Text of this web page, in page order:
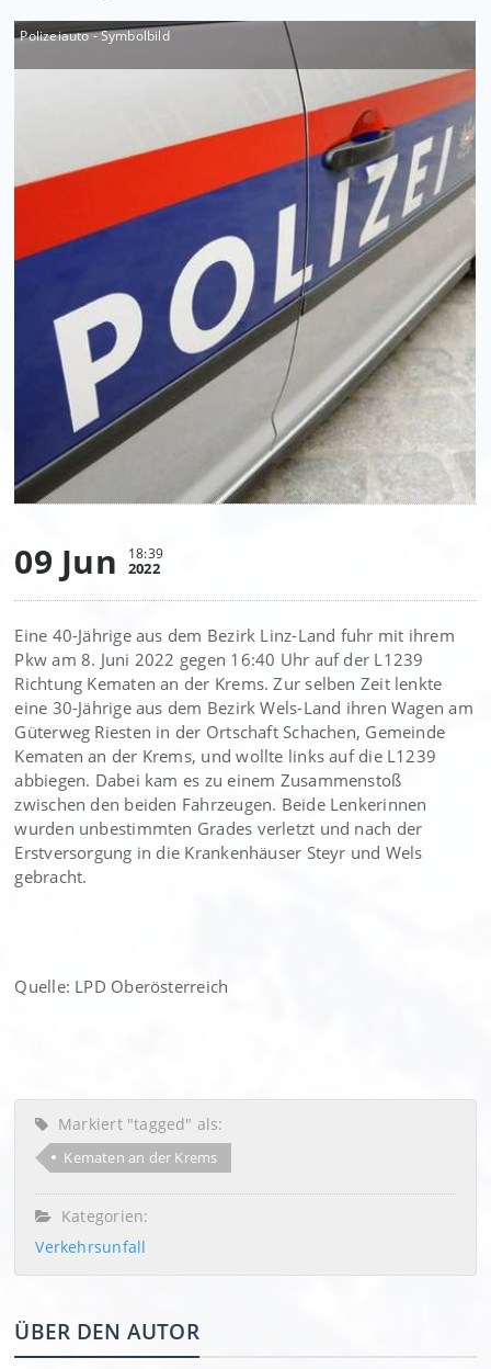
Polizeiauto - Symbolbild
09 Jun 18:39
2022
Eine 40-Jährige aus dem Bezirk Linz-Land fuhr mit ihrem
Pkw am 8. Juni 2022 gegen 16:40 Uhr auf der L1239
Richtung Kematen an der Krems. Zur selben Zeit lenkte
eine 30-Jährige aus dem Bezirk Wels-Land ihren Wagen am
Güterweg Riesten in der Ortschaft Schachen, Gemeinde
Kematen an der Krems, und wollte links auf die L1239
abbiegen. Dabei kam es zu einem Zusammenstoß
zwischen den beiden Fahrzeugen. Beide Lenkerinnen
wurden unbestimmten Grades verletzt und nach der
Erstversorgung in die Krankenhäuser Steyr und Wels
gebracht.
Quelle: LPD Oberösterreich
Markiert "tagged" als:
Kematen an der Krems
Kategorien:
Verkehrsunfall
ÜBER DEN AUTOR